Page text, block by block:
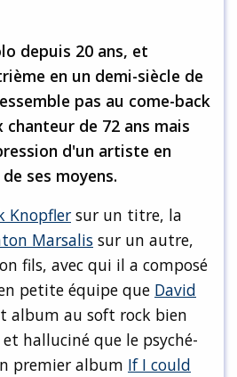
depuis 20 ans, et
en un demi-siècle de
pas au come-back
de 72 ans mais
d'un artiste en
ses moyens.
Knopfler sur un titre, la
Marsalis sur un autre,
fils, avec qui il a composé
petite équipe que David
album au soft rock bien
halluciné que le psyché-
premier album If I could